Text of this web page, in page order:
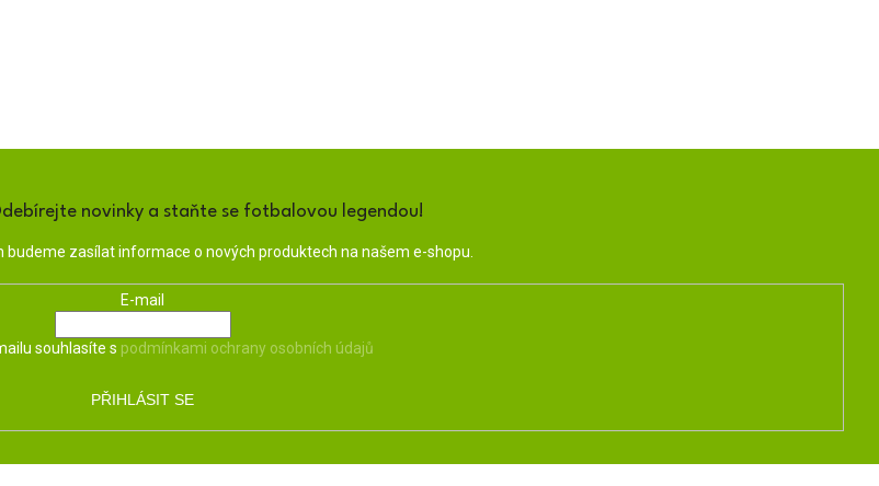
novinky a staňte se fotbalovou legendou!
budeme zasílat informace o nových produktech na našem e-shopu.
E-mail
souhlasíte s podmínkami ochrany osobních údajů
PŘIHLÁSIT SE